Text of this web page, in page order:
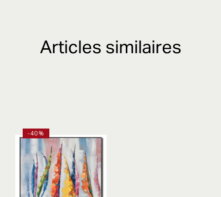
Articles similaires
-40%